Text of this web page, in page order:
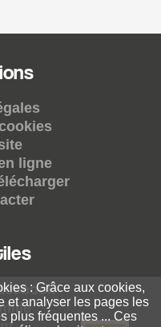
ligne
: Grâce aux cookies,
et analyser les pages les
plus fréquentes ... Ces